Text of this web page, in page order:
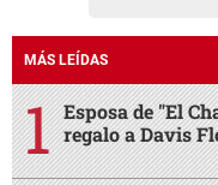
MÁS LEÍDAS
Esposa de "El
regalo a Davis